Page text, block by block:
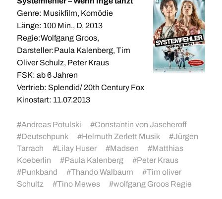
Genre: Musikfilm, Komödie
Länge: 100 Min., D, 2013
Regie:Wolfgang Groos,
Darsteller:Paula Kalenberg, Tim
Oliver Schulz, Peter Kraus
FSK: ab 6 Jahren
Vertrieb: Splendid/ 20th Century Fox
Kinostart: 11.07.2013
#Andreas Potulski #Constantin von Jascheroff
#Deutschpunk #Helmuth Zerlett Musik #Jürgen
Tarrach
#Lilay Huser #Madsen #Matthias
Koeberlin
#Paula Kalenberg #Peter Kraus
#Punkband #Thando Walbaum #Tim oliver
Schultz
#Tino Mewes #wolfgang Groos Regie